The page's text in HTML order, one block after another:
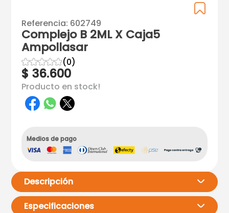
Referencia: 602749
Complejo B 2ML X Caja5
Ampollasar
☆☆☆☆☆(0)
$ 36.600
Producto en stock!
Medios de pago
Descripción
Especificaciones